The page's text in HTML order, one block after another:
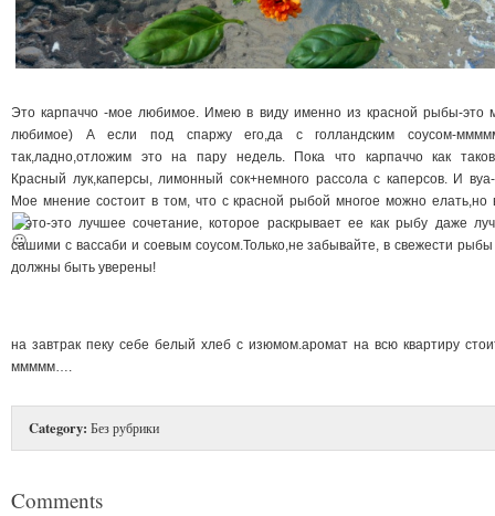
Это карпаччо -мое любимое. Имею в виду именно из красной рыбы-это
любимое) А если под спаржу его,да с голландским соусом-
так,ладно,отложим это на пару недель. Пока что карпаччо как
Красный лук,каперсы, лимонный сок+немного рассола с каперсов. И
Мое мнение состоит в том, что с красной рыбой многое можно елать,но
это-это лучшее сочетание, которое раскрывает ее как рыбу даже
сашими с вассаби и соевым соусом.Только,не забывайте, в свежести
должны быть уверены!
на завтрак пеку себе белый хлеб с изюмом.аромат на всю квартиру
ммммм….
Category: Без рубрики
Comments